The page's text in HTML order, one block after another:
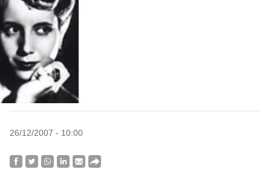
26/12/2007 - 10:00